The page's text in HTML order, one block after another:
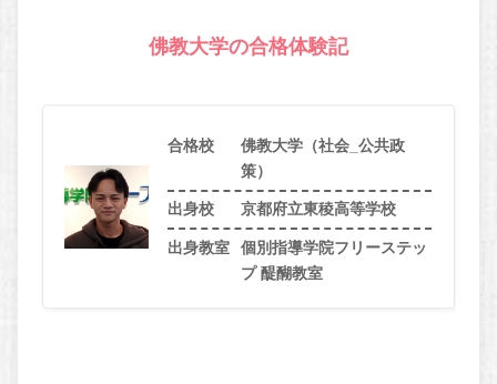
佛教大学の合格体験記
合格校
佛教大学（社会_公共政
策）
出身校 京都府立東稜高等学校
出身教室
個別指導学院フリーステッ
プ 醍醐教室